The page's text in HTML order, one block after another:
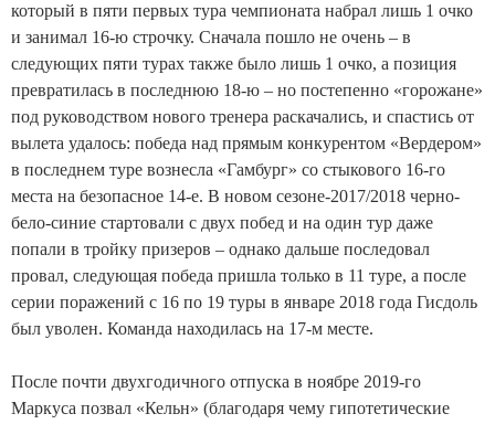
который в пяти первых тура чемпионата набрал лишь 1 очко
и занимал 16-ю строчку. Сначала пошло не очень – в
следующих пяти турах также было лишь 1 очко, а позиция
превратилась в последнюю 18-ю – но постепенно «горожане»
под руководством нового тренера раскачались, и спастись от
вылета удалось: победа над прямым конкурентом «Вердером»
в последнем туре вознесла «Гамбург» со стыкового 16-го
места на безопасное 14-е. В новом сезоне-2017/2018 черно-
бело-синие стартовали с двух побед и на один тур даже
попали в тройку призеров – однако дальше последовал
провал, следующая победа пришла только в 11 туре, а после
серии поражений с 16 по 19 туры в январе 2018 года Гисдоль
был уволен. Команда находилась на 17-м месте.
После почти двухгодичного отпуска в ноябре 2019-го
Маркуса позвал «Кельн» (благодаря чему гипотетические